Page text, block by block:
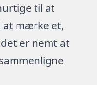
til at
at mærke et,
er nemt at